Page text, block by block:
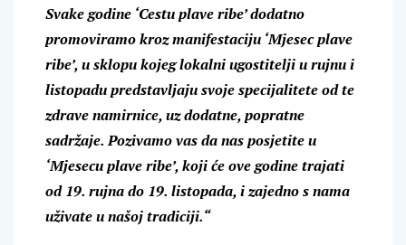
Svake godine ‘Cestu plave ribe’ dodatno
promoviramo kroz manifestaciju ‘Mjesec plave
ribe’, u sklopu kojeg lokalni ugostitelji u rujnu i
listopadu predstavljaju svoje specijalitete od te
zdrave namirnice, uz dodatne, popratne
sadržaje. Pozivamo vas da nas posjetite u
‘Mjesecu plave ribe’, koji će ove godine trajati
od 19. rujna do 19. listopada, i zajedno s nama
uživate u našoj tradiciji.“